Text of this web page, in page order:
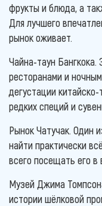
фрукты и блюда, а
Для лучшего
рынок оживает.
Чайна-таун Бангкока.
ресторанами и
дегустации
редких специй и
Рынок Чатучак. Один
найти практически
всего посещать его
Музей Джима
истории шёлковой